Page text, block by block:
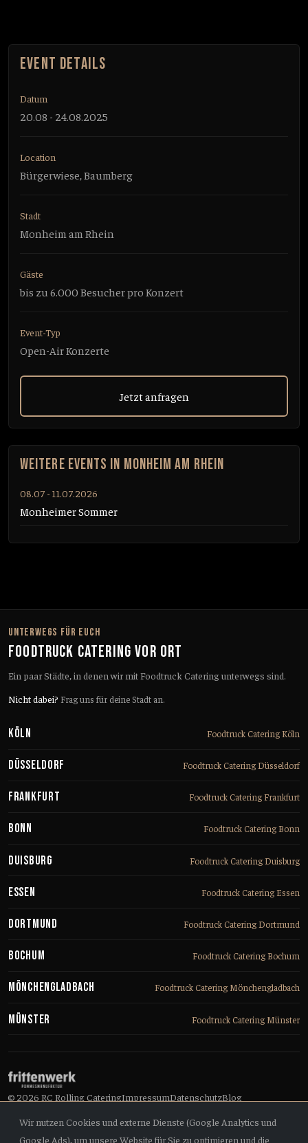
EVENT DETAILS
Datum
20.08 - 24.08.2025
Location
Bürgerwiese, Baumberg
Stadt
Monheim am Rhein
Gäste
bis zu 6.000 Besucher pro Konzert
Event-Typ
Open-Air Konzerte
Jetzt anfragen
WEITERE EVENTS IN MONHEIM AM RHEIN
08.07 - 11.07.2026
Monheimer Sommer
UNTERWEGS FÜR EUCH
FOODTRUCK CATERING VOR ORT
Ein paar Städte, in denen wir mit Foodtruck Catering unterwegs sind.
Nicht dabei? Frag uns für deine Stadt an.
Köln Foodtruck Catering Köln
Düsseldorf Foodtruck Catering Düsseldorf
Frankfurt Foodtruck Catering Frankfurt
Bonn Foodtruck Catering Bonn
Duisburg Foodtruck Catering Duisburg
Essen Foodtruck Catering Essen
Dortmund Foodtruck Catering Dortmund
Bochum Foodtruck Catering Bochum
Mönchengladbach Foodtruck Catering Mönchengladbach
Münster Foodtruck Catering Münster
© 2026 RC Rolling CateringImpressumDatenschutzBlog
Wir nutzen Cookies und externe Dienste (Google Analytics und
Google Ads), um unsere Website für Sie zu optimieren und die